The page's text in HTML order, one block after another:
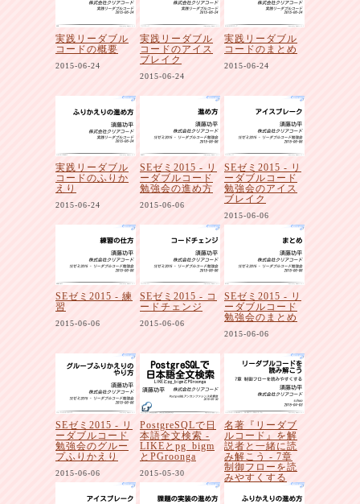
実践リーダブル
コードの概要
2015-06-24
実践リーダブル
コードのアイス
ブレイク
2015-06-24
実践リーダブル
コードのまとめ
2015-06-24
実践リーダブル
コードのふりか
えり
2015-06-24
SEゼミ2015 - リ
ーダブルコード
勉強会の進め方
2015-06-06
SEゼミ2015 - リ
ーダブルコード
勉強会のアイス
ブレイク
2015-06-06
SEゼミ2015 - 練
習
2015-06-06
SEゼミ2015 - コ
ードチェンジ
2015-06-06
SEゼミ2015 - リ
ーダブルコード
勉強会のまとめ
2015-06-06
SEゼミ2015 - リ
ーダブルコード
勉強会のグルー
プふりかえり
2015-06-06
PostgreSQLで日
本語全文検索 -
LIKEとpg_bigm
とPGroonga
2015-05-30
名著『リーダブ
ルコード』を解
説者と一緒に読
み解こう - 7章
制御フローを読
みやすくする
2015-04-03